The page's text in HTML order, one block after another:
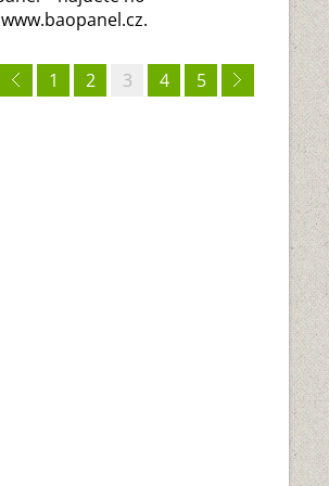
1 2 3 4 5